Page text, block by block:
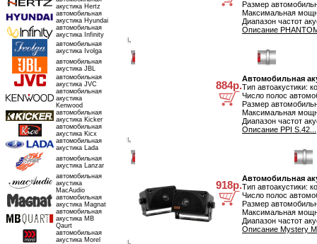
акустика Hertz
автомобильная
акустика Hyundai
автомобильная
акустика Infinity
автомобильная
акустика Ivolga
автомобильная
акустика JBL
автомобильная
акустика JVC
автомобильная
акустика
Kenwood
автомобильная
акустика Kicker
автомобильная
акустика Kicx
автомобильная
акустика Lada
автомобильная
акустика Lanzar
автомобильная
акустика
MacAudio
автомобильная
акустика Magnat
автомобильная
акустика MB
Qaurt
автомобильная
акустика Morel
Размер
Максимальная
Диапазон частот
Описание
884р.
Автомобильная
Тип автоакустики:
Число полос
Размер
Максимальная
Диапазон частот
Описание PPI S.42...
918р.
Автомобильная
Тип автоакустики:
Число полос
Размер
Максимальная
Диапазон частот
Описание Mystery